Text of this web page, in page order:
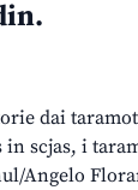
dai
scjas, i
Angelo